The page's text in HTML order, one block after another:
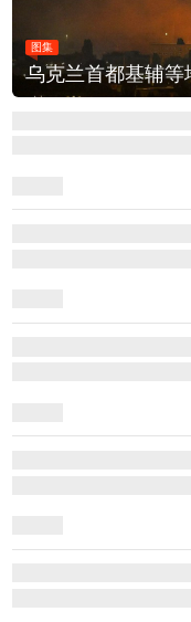
图集
乌克兰首都基辅